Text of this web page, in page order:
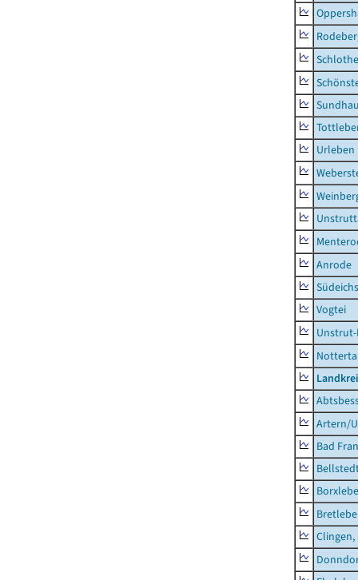
Urleben
Anrode
Vogtei
Artern/
Bad